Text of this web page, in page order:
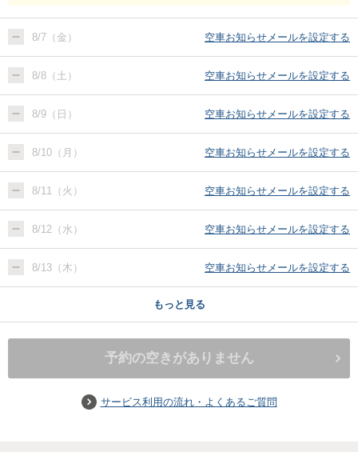
8/7（金） 空車お知らせメールを設定する
8/8（土） 空車お知らせメールを設定する
8/9（日） 空車お知らせメールを設定する
8/10（月） 空車お知らせメールを設定する
8/11（火） 空車お知らせメールを設定する
8/12（水） 空車お知らせメールを設定する
8/13（木） 空車お知らせメールを設定する
もっと見る
予約の空きがありません
サービス利用の流れ・よくあるご質問